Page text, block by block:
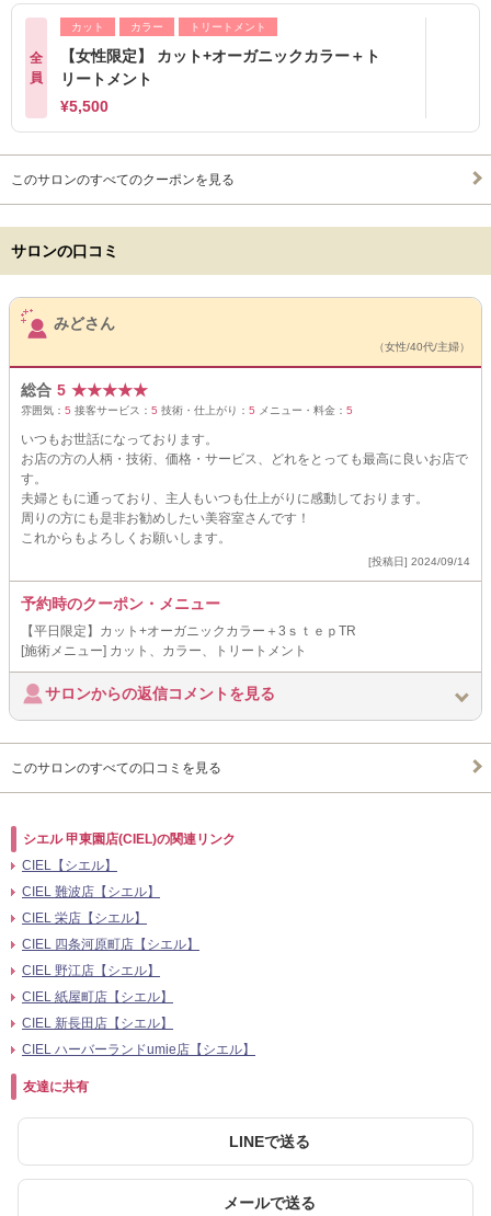
全
員
カット カラー トリートメント
【女性限定】 カット+オーガニックカラー＋ト
リートメント
¥5,500
このサロンのすべてのクーポンを見る
サロンの口コミ
サロンPick Up
みどさん
（女性/40代/主婦）
総合 5 ★★★★★
雰囲気： 5 接客サービス： 5 技術・仕上がり： 5 メニュー・料金： 5
いつもお世話になっております。
お店の方の人柄・技術、価格・サービス、どれをとっても最高に良いお店で
す。
夫婦ともに通っており、主人もいつも仕上がりに感動しております。
周りの方にも是非お勧めしたい美容室さんです！
これからもよろしくお願いします。
[投稿日] 2024/09/14
予約時のクーポン・メニュー
【平日限定】カット+オーガニックカラー＋3ｓｔｅｐTR
[施術メニュー] カット、カラー、トリートメント
サロンからの返信コメントを見る
このサロンのすべての口コミを見る
シエル 甲東園店(CIEL)の関連リンク
CIEL【シエル】
CIEL 難波店【シエル】
CIEL 栄店【シエル】
CIEL 四条河原町店【シエル】
CIEL 野江店【シエル】
CIEL 紙屋町店【シエル】
CIEL 新長田店【シエル】
CIEL ハーバーランドumie店【シエル】
友達に共有
LINEで送る
メールで送る